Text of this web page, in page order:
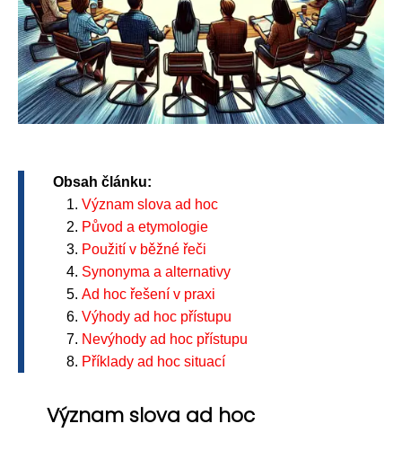
Obsah článku:
Význam slova ad hoc
Původ a etymologie
Použití v běžné řeči
Synonyma a alternativy
Ad hoc řešení v praxi
Výhody ad hoc přístupu
Nevýhody ad hoc přístupu
Příklady ad hoc situací
Význam slova ad hoc